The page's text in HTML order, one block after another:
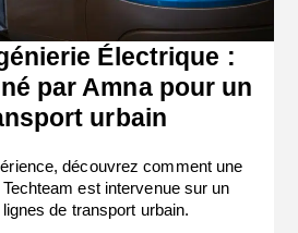
Électrique :
par Amna pour un
urbain
découvrez comment une
est intervenue sur un
de transport urbain.